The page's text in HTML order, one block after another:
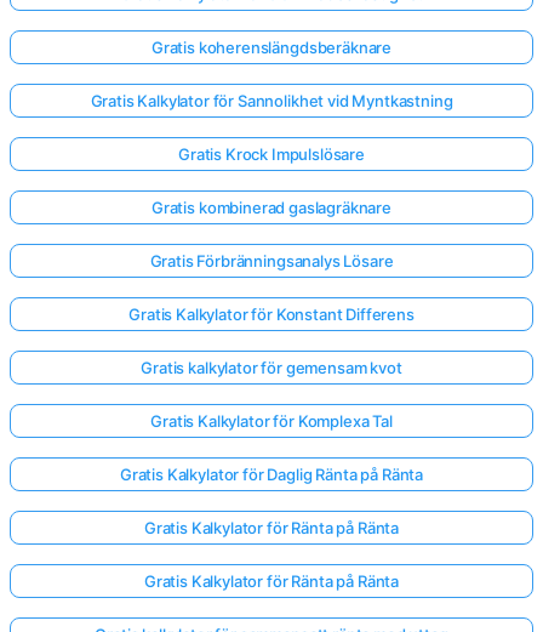
Gratis koherenslängdsberäknare
Gratis Kalkylator för Sannolikhet vid Myntkastning
Gratis Krock Impulslösare
Gratis kombinerad gaslagräknare
Gratis Förbränningsanalys Lösare
Gratis Kalkylator för Konstant Differens
Gratis kalkylator för gemensam kvot
Gratis Kalkylator för Komplexa Tal
Gratis Kalkylator för Daglig Ränta på Ränta
Gratis Kalkylator för Ränta på Ränta
Gratis Kalkylator för Ränta på Ränta